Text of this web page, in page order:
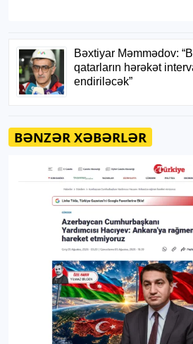
BƏNZƏR XƏBƏRLƏR